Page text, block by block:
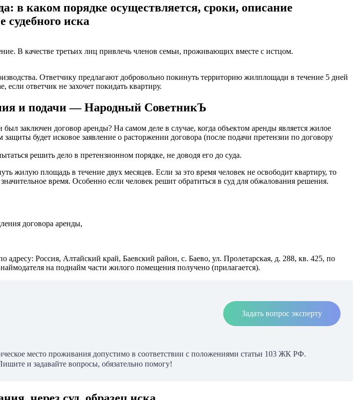
в каком порядке осуществляется, сроки, описание
судебного иска
В качестве третьих лиц привлечь членов семьи, проживающих вместе с истцом.
Ответчику предлагают добровольно покинуть территорию жилплощади в течение 5 дней
ответчик не захочет покидать квартиру.
и подачи — Народный СоветникЪ
заключен договор аренды? На самом деле в случае, когда объектом аренды является жилое
будет исковое заявление о расторжении договора (после подачи претензии по договору
решить дело в претензионном порядке, не доводя его до суда.
жилую площадь в течение двух месяцев. Если за это время человек не освободит квартиру, то
время. Особенно если человек решит обратиться в суд для обжалования решения.
договора аренды,
Россия, Алтайский край, Баевский район, с. Баево, ул. Пролетарская, д. 288, кв. 425, по
на поднайм части жилого помещения получено (прилагается).
Задать вопрос эксперту
место проживания допустимо в соответствии с положениями статьи 103 ЖК РФ.
и задавайте вопросы, обязательно помогу!